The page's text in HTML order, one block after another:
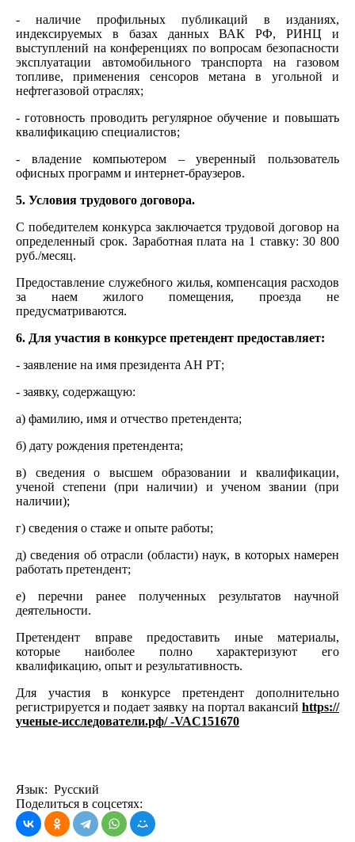
- наличие профильных публикаций в изданиях,
индексируемых в базах данных ВАК РФ, РИНЦ и
выступлений на конференциях по вопросам безопасности
эксплуатации автомобильного транспорта на газовом
топливе, применения сенсоров метана в угольной и
нефтегазовой отраслях;
- готовность проводить регулярное обучение и повышать
квалификацию специалистов;
- владение компьютером – уверенный пользователь
офисных программ и интернет-браузеров.
5. Условия трудового договора.
С победителем конкурса заключается трудовой договор на
определенный срок. Заработная плата на 1 ставку: 30 800
руб./месяц.
Предоставление служебного жилья, компенсация расходов
за наем жилого помещения, проезда не
предусматриваются.
6. Для участия в конкурсе претендент предоставляет:
- заявление на имя президента АН РТ;
- заявку, содержащую:
а) фамилию, имя и отчество претендента;
б) дату рождения претендента;
в) сведения о высшем образовании и квалификации,
ученой степени (при наличии) и ученом звании (при
наличии);
г) сведения о стаже и опыте работы;
д) сведения об отрасли (области) наук, в которых намерен
работать претендент;
е) перечни ранее полученных результатов научной
деятельности.
Претендент вправе предоставить иные материалы,
которые наиболее полно характеризуют его
квалификацию, опыт и результативность.
Для участия в конкурсе претендент дополнительно
регистрируется и подает заявку на портал вакансий https://
ученые-исследователи.рф/ -VAC151670
Язык: Русский
Поделиться в соцсетях: